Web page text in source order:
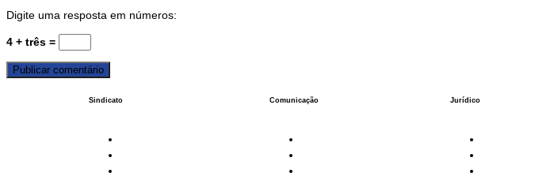
Digite uma resposta em números:
4 + três =
Sindicato Comunicação Jurídico